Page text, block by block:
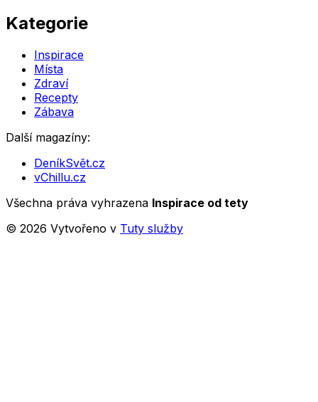
Kategorie
Inspirace
Místa
Zdraví
Recepty
Zábava
Další magazíny:
DeníkSvět.cz
vChillu.cz
Všechna práva vyhrazena Inspirace od tety
© 2026 Vytvořeno v Tuty služby